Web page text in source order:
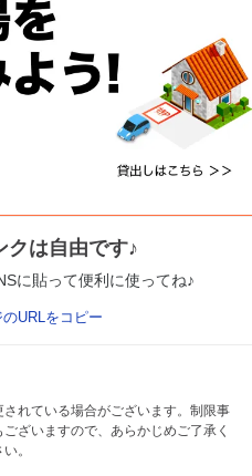
クは自由です♪
に貼って便利に使ってね♪
のURLをコピー
れている場合がございます。制限事
ざいますので、あらかじめご了承く
。